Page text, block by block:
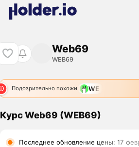
Web69
WEB69
Подозрительно похожи WE
Курс Web69 (WEB69)
Последнее обновление цены: 17